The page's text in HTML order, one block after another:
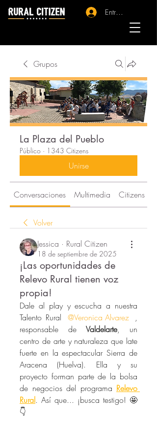
Entrar - Registro
Grupos
La Plaza del Pueblo
Público · 1343 Citizens
Unirse
Conversaciones Multimedia Citizens
Volver
Jessica · Rural Citizen
18 de septiembre de 2025
¡Las oportunidades de
Relevo Rural tienen voz
propia!
Dale al play y escucha a nuestra
Talento Rural
@Veronica Alvarez
,
responsable de Valdelarte, un
centro de arte y naturaleza que late
fuerte en la espectacular Sierra de
Aracena (Huelva). Ella y su
proyecto forman parte de la bolsa
de negocios del programa Relevo
Rural. Así que... ¡busca testigo! 🤩
👇